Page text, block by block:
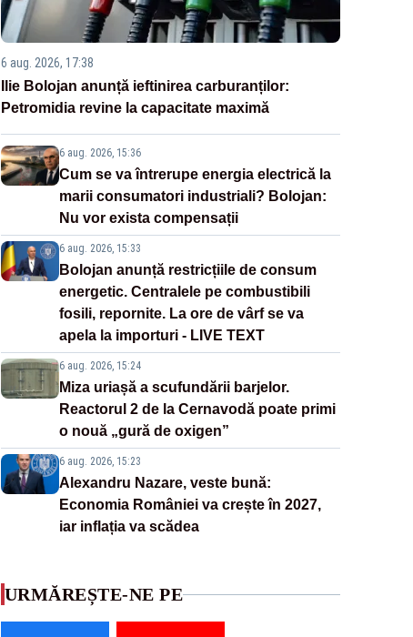
6 aug. 2026, 17:38
Ilie Bolojan anunță ieftinirea carburanților:
Petromidia revine la capacitate maximă
6 aug. 2026, 15:36
Cum se va întrerupe energia electrică la
marii consumatori industriali? Bolojan:
Nu vor exista compensații
6 aug. 2026, 15:33
Bolojan anunță restricțiile de consum
energetic. Centralele pe combustibili
fosili, repornite. La ore de vârf se va
apela la importuri - LIVE TEXT
6 aug. 2026, 15:24
Miza uriașă a scufundării barjelor.
Reactorul 2 de la Cernavodă poate primi
o nouă „gură de oxigen”
6 aug. 2026, 15:23
Alexandru Nazare, veste bună:
Economia României va crește în 2027,
iar inflația va scădea
URMĂREȘTE-NE PE